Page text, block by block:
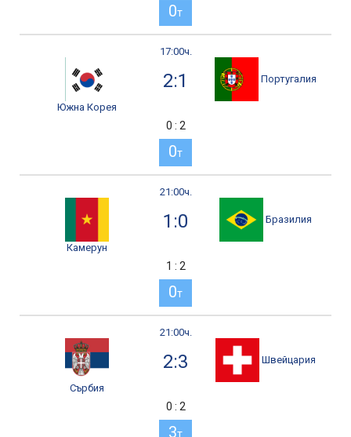
0т
17:00ч.
Южна Корея
2:1 Португалия
0 : 2
0т
21:00ч.
Камерун
1:0 Бразилия
1 : 2
0т
21:00ч.
Сърбия
2:3 Швейцария
0 : 2
3т